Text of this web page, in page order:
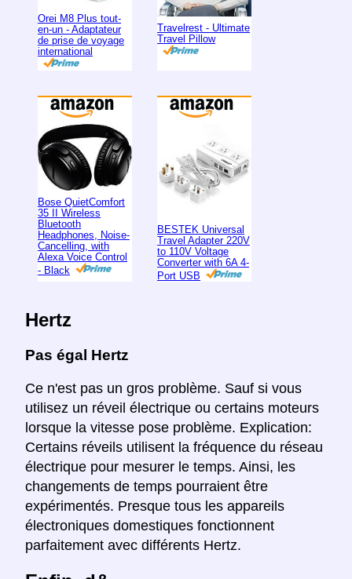
Orei M8 Plus tout-
en-un - Adaptateur
de prise de voyage
international
Travelrest - Ultimate
Travel Pillow
Bose QuietComfort
35 II Wireless
Bluetooth
Headphones, Noise-
Cancelling, with
Alexa Voice Control
- Black
BESTEK Universal
Travel Adapter 220V
to 110V Voltage
Converter with 6A 4-
Port USB
Hertz
Pas égal Hertz
Ce n'est pas un gros problème. Sauf si vous
utilisez un réveil électrique ou certains moteurs
lorsque la vitesse pose problème. Explication:
Certains réveils utilisent la fréquence du réseau
électrique pour mesurer le temps. Ainsi, les
changements de temps pourraient être
expérimentés. Presque tous les appareils
électroniques domestiques fonctionnent
parfaitement avec différents Hertz.